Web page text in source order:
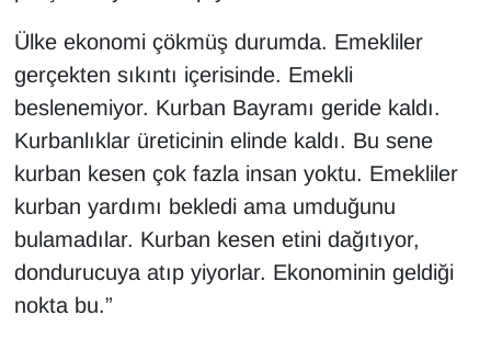
Ülke ekonomi çökmüş durumda. Emekliler
gerçekten sıkıntı içerisinde. Emekli
beslenemiyor. Kurban Bayramı geride kaldı.
Kurbanlıklar üreticinin elinde kaldı. Bu sene
kurban kesen çok fazla insan yoktu. Emekliler
kurban yardımı bekledi ama umduğunu
bulamadılar. Kurban kesen etini dağıtıyor,
dondurucuya atıp yiyorlar. Ekonominin geldiği
nokta bu.”